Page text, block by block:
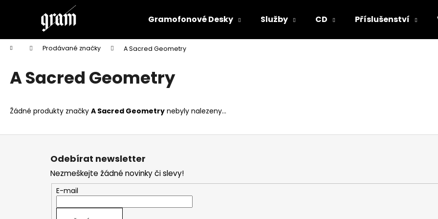
Gramofonové Desky Služby CD Příslušenství
Domů Prodávané značky A Sacred Geometry
A Sacred Geometry
Žádné produkty značky A Sacred Geometry nebyly nalezeny...
í
Zpět
do
obchodu
Zpět
do
obchodu
Doporučujeme
Z
Odebírat newsletter
Nezmeškejte žádné novinky či slevy!
E-mail